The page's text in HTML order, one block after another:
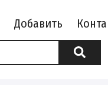
Добавить